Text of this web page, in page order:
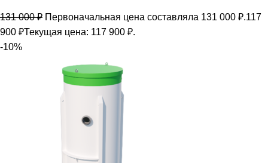
131 000₽ Первоначальная цена составляла 131 000 ₽.117
900 ₽Текущая цена: 117 900 ₽.
-10%